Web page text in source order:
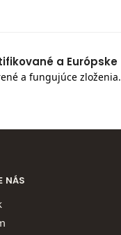
a Európske
a fungujúce zloženia.
NÁS